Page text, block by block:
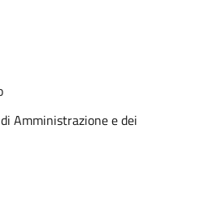
Amministrazione e dei